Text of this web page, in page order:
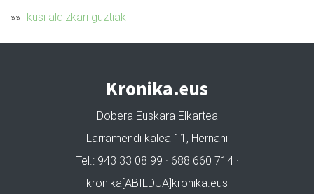
»» Ikusi aldizkari guztiak
Kronika.eus
Dobera Euskara Elkartea
Larramendi kalea 11, Hernani
Tel.: 943 33 08 99 · 688 660 714 ·
kronika[ABILDUA]kronika.eus